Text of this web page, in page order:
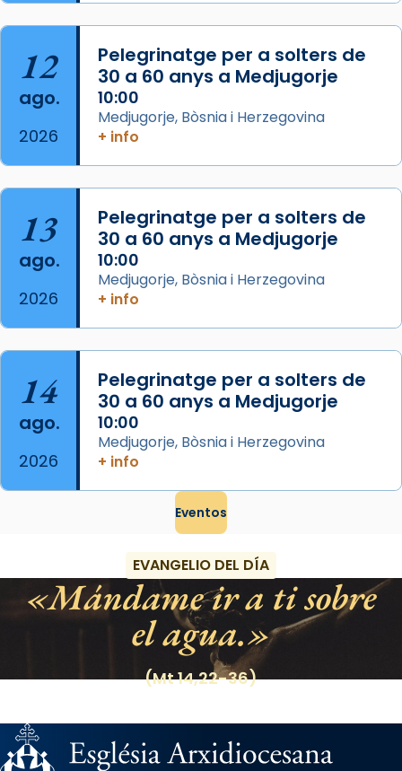
Acompanyant la història de sant Cugat, a
partir de l’Edat Mitjana sorgeix la tradició
que les santes Juliana (“relatiu a Júlia”) i
Semproniana (“relatiu a Semprònia =
eterna”) són deixebles seves. I l’any 1667, el
... Ver más
View on Facebook · Share
12
ago.
2026
Pelegrinatge per a solters de
30 a 60 anys a Medjugorje
10:00
Medjugorje, Bòsnia i Herzegovina
+ info
13
ago.
2026
Pelegrinatge per a solters de
30 a 60 anys a Medjugorje
10:00
Medjugorje, Bòsnia i Herzegovina
+ info
14
ago.
2026
Pelegrinatge per a solters de
30 a 60 anys a Medjugorje
10:00
Medjugorje, Bòsnia i Herzegovina
+ info
Eventos
EVANGELIO DEL DÍA
Mándame ir a ti sobre
el agua.
(Mt 14,22-36)